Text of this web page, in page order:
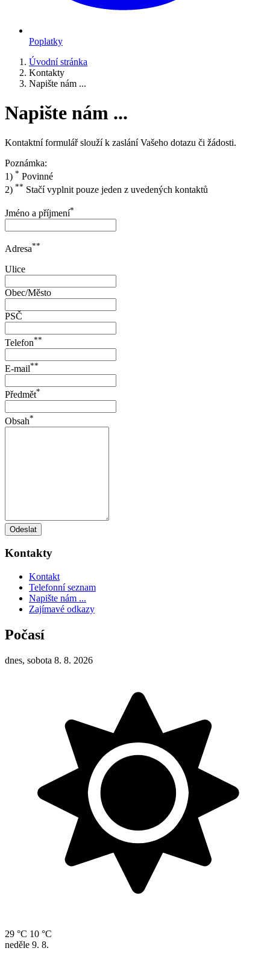
Poplatky
Úvodní stránka
Kontakty
Napište nám ...
Napište nám ...
Kontaktní formulář slouží k zaslání Vašeho dotazu či žádosti.
Poznámka:
1) * Povinné
2) ** Stačí vyplnit pouze jeden z uvedených kontaktů
Jméno a příjmení*
Adresa**
Ulice
Obec/Město
PSČ
Telefon**
E-mail**
Předmět*
Obsah*
Odeslat
Kontakty
Kontakt
Telefonní seznam
Napište nám ...
Zajímavé odkazy
Počasí
dnes, sobota 8. 8. 2026
29 °C 10 °C
neděle 9. 8.